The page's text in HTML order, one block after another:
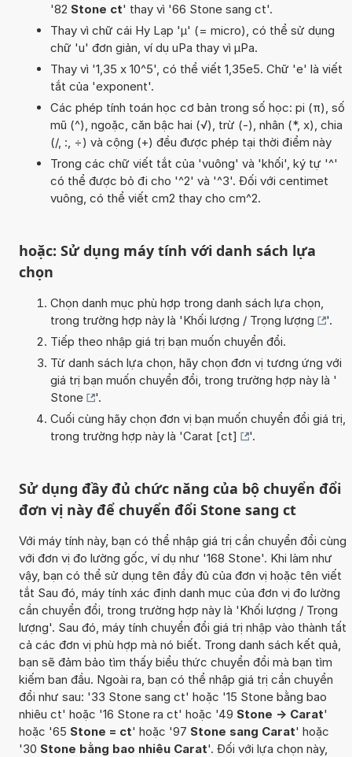
'82 Stone ct' thay vì '66 Stone sang ct'.
Thay vì chữ cái Hy Lạp 'µ' (= micro), có thể sử dụng
chữ 'u' đơn giản, ví dụ uPa thay vì µPa.
Thay vì '1,35 x 10^5', có thể viết 1,35e5. Chữ 'e' là viết
tắt của 'exponent'.
Các phép tính toán học cơ bản trong số học: pi (π), số
mũ (^), ngoặc, căn bậc hai (√), trừ (-), nhân (*, x), chia
(/, :, ÷) và cộng (+) đều được phép tại thời điểm này
Trong các chữ viết tắt của 'vuông' và 'khối', ký tự '^'
có thể được bỏ đi cho '^2' và '^3'. Đối với centimet
vuông, có thể viết cm2 thay cho cm^2.
hoặc: Sử dụng máy tính với danh sách lựa
chọn
Chọn danh mục phù hợp trong danh sách lựa chọn,
trong trường hợp này là 'Khối lượng / Trọng lượng
'.
Tiếp theo nhập giá trị bạn muốn chuyển đổi.
Từ danh sách lựa chọn, hãy chọn đơn vị tương ứng với
giá trị bạn muốn chuyển đổi, trong trường hợp này là '
Stone
'.
Cuối cùng hãy chọn đơn vị bạn muốn chuyển đổi giá trị,
trong trường hợp này là 'Carat [ct] '.
Sử dụng đầy đủ chức năng của bộ chuyển đổi
đơn vị này để chuyển đổi Stone sang ct
Với máy tính này, bạn có thể nhập giá trị cần chuyển đổi cùng
với đơn vị đo lường gốc, ví dụ như '168 Stone'. Khi làm như
vậy, bạn có thể sử dụng tên đầy đủ của đơn vị hoặc tên viết
tắt Sau đó, máy tính xác định danh mục của đơn vị đo lường
cần chuyển đổi, trong trường hợp này là 'Khối lượng / Trọng
lượng'. Sau đó, máy tính chuyển đổi giá trị nhập vào thành tất
cả các đơn vị phù hợp mà nó biết. Trong danh sách kết quả,
bạn sẽ đảm bảo tìm thấy biểu thức chuyển đổi mà bạn tìm
kiếm ban đầu. Ngoài ra, bạn có thể nhập giá trị cần chuyển
đổi như sau: '33 Stone sang ct' hoặc '15 Stone bằng bao
nhiêu ct' hoặc '16 Stone ra ct' hoặc '49 Stone -> Carat'
hoặc '65 Stone = ct' hoặc '97 Stone sang Carat' hoặc
'30 Stone bằng bao nhiêu Carat'. Đối với lựa chọn này,